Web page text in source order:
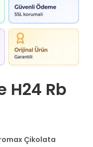
H24 Rb
Çikolata